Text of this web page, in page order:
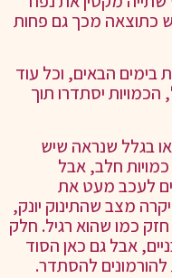
כתוצאה מכך גם פחות
הבאים, וכל עוד
יסתדרו תוך
בגלל שנראה שיש
חלב, אבל
לעכב מעט את
מצב שהתינוק יונק,
כמו שהוא רגיל. חלק
אבל גם כאן הסוד
להסתדר.